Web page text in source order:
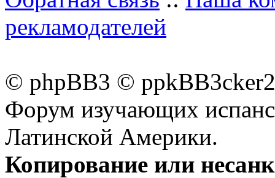
рекламодателей
© phpBB3 ©
Форум изучающих
Латинской Америки.
Копирование или